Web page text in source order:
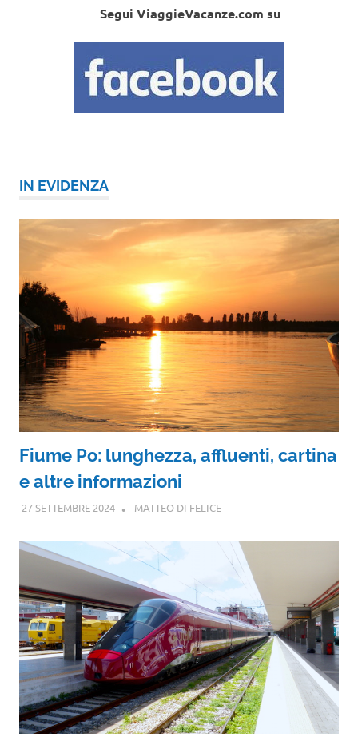
Segui ViaggieVacanze.com su
IN EVIDENZA
Fiume Po: lunghezza, affluenti, cartina
e altre informazioni
27 SETTEMBRE 2024 MATTEO DI FELICE